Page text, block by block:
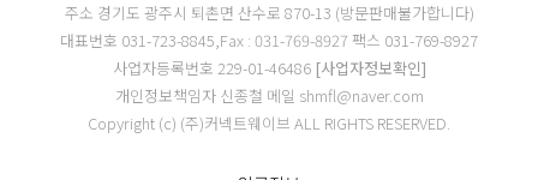
주소 경기도 광주시 퇴촌면 산수로 870-13 (방문판매불가합니다)
대표번호 031-723-8845,Fax : 031-769-8927 팩스 031-769-8927
사업자등록번호 229-01-46486 [사업자정보확인]
개인정보책임자 신종철 메일 shmfl@naver.com
Copyright (c) (주)커넥트웨이브 ALL RIGHTS RESERVED.